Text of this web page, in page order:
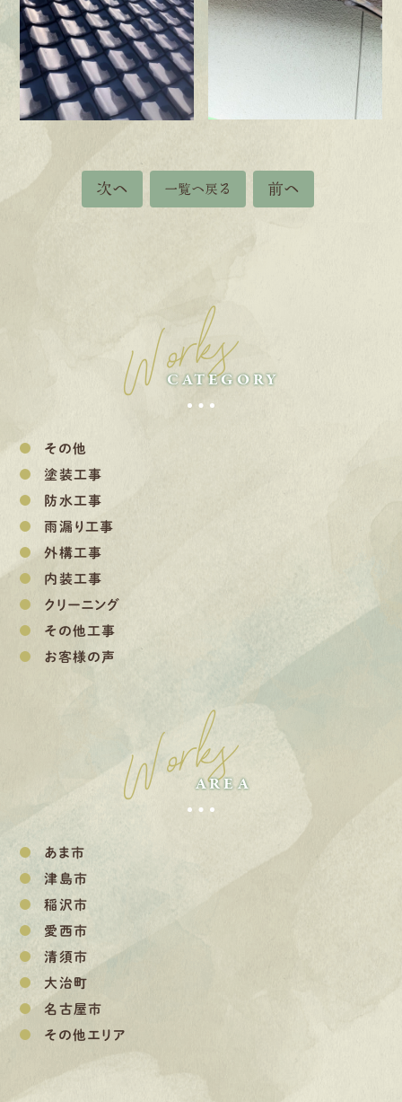
次へ 一覧へ戻る 前へ
Works
CATEGORY
その他
塗装工事
防水工事
雨漏り工事
外構工事
内装工事
クリーニング
その他工事
お客様の声
Works
AREA
あま市
津島市
稲沢市
愛西市
清須市
大治町
名古屋市
その他エリア